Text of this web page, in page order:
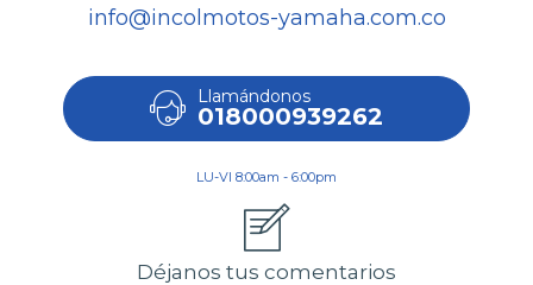
info@incolmotos-yamaha.com.co
Llamándonos
018000939262
LU-VI 8:00am - 6:00pm
Déjanos tus comentarios